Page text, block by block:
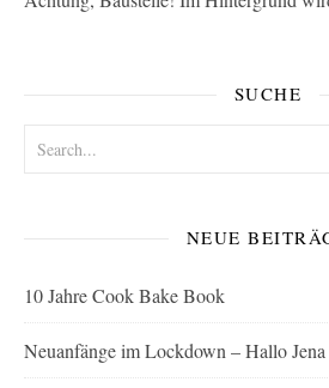
SUCHE
NEUE
10 Jahre Cook Bake Book
Neuanfänge im Lockdown – Hallo Jena